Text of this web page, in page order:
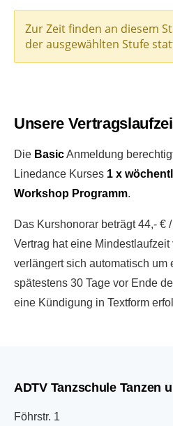
Unsere
Die BasicAnmeldung
Linedance Kurses 1 x
Workshop Programm.
Das Kurshonorar beträgt 44,- €
Vertrag hat eine Mindestlaufzeit
verlängert sich automatisch um
spätestens 30 Tage vor Ende
eine Kündigung in Textform
ADTV Tanzschule Tanzen
Föhrstr. 1